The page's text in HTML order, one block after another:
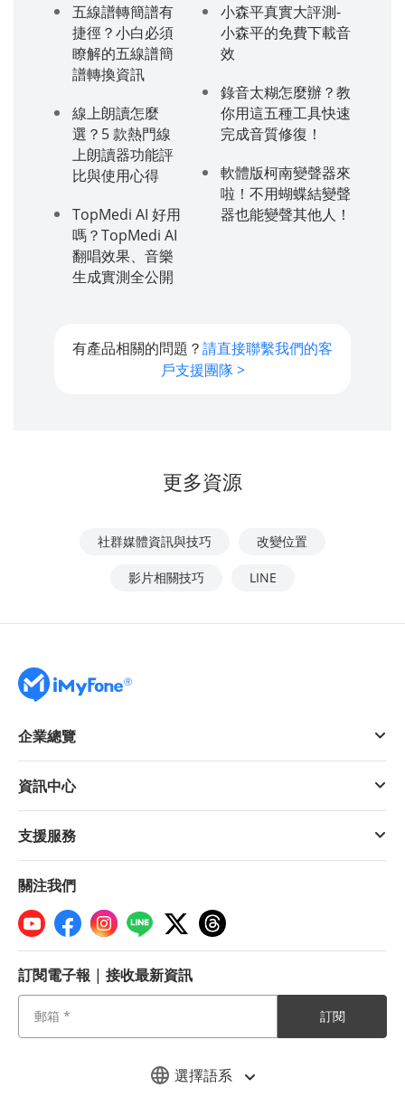
五線譜轉簡譜有
捷徑？小白必須
瞭解的五線譜簡
譜轉換資訊
線上朗讀怎麼
選？5 款熱門線
上朗讀器功能評
比與使用心得
TopMedi AI 好用
嗎？TopMedi AI
翻唱效果、音樂
生成實測全公開
小森平真實大評測-
小森平的免費下載音
效
錄音太糊怎麼辦？教
你用這五種工具快速
完成音質修復！
軟體版柯南變聲器來
啦！不用蝴蝶結變聲
器也能變聲其他人！
有產品相關的問題？請直接聯繫我們的客
戶支援團隊 >
更多資源
社群媒體資訊與技巧 改變位置
影片相關技巧 LINE
選擇語系
企業總覽
資訊中心
支援服務
關注我們
訂閱電子報 | 接收最新資訊
訂閱